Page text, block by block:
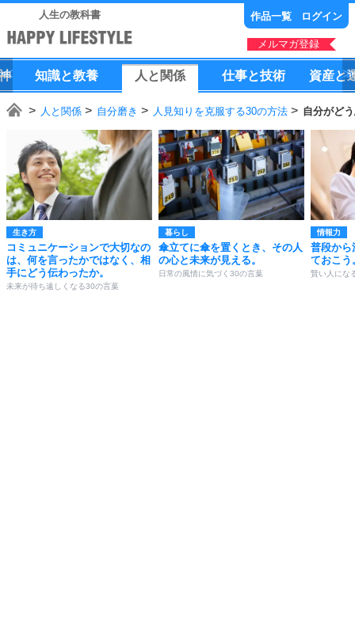
人生の教科書 作品一覧 ログイン
メルマガ登録
知識と教養 人 と 関係 仕事と技術 資産と
人と関係 自分磨き 人見知りを克服する30の方法 自分がど
生き方
コミュニケーションで大切なの
は、何を言ったかではなく、相
手にどう伝わったか。
未来が待ち遠しくなる30の言葉
暮らし
傘立てに傘を置くとき、その人
の心と未来が見える。
日常の風情に気づく30の言葉
情報力
普段から
ておこう
賢い人にな